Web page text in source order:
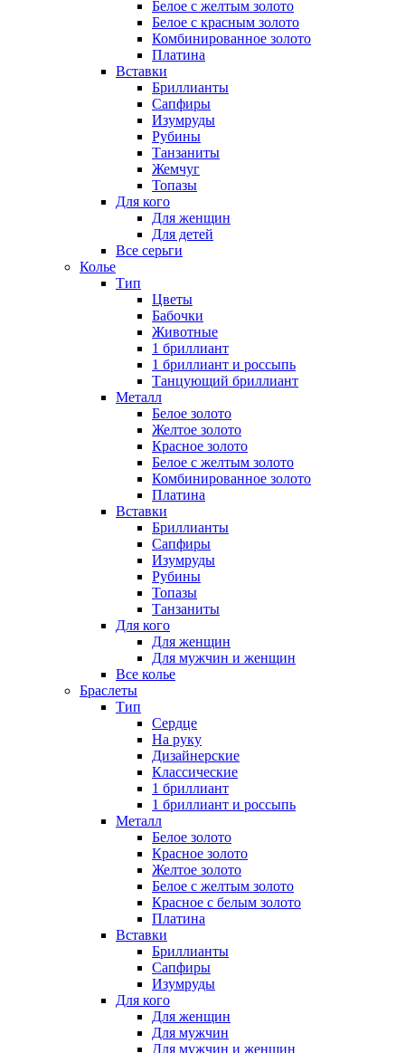
Белое с желтым золото
Белое с красным золото
Комбинированное золото
Платина
Вставки
Бриллианты
Сапфиры
Изумруды
Рубины
Танзаниты
Жемчуг
Топазы
Для кого
Для женщин
Для детей
Все серьги
Колье
Тип
Цветы
Бабочки
Животные
1 бриллиант
1 бриллиант и россыпь
Танцующий бриллиант
Металл
Белое золото
Желтое золото
Красное золото
Белое с желтым золото
Комбинированное золото
Платина
Вставки
Бриллианты
Сапфиры
Изумруды
Рубины
Топазы
Танзаниты
Для кого
Для женщин
Для мужчин и женщин
Все колье
Браслеты
Тип
Сердце
На руку
Дизайнерские
Классические
1 бриллиант
1 бриллиант и россыпь
Металл
Белое золото
Красное золото
Желтое золото
Белое с желтым золото
Красное с белым золото
Платина
Вставки
Бриллианты
Сапфиры
Изумруды
Для кого
Для женщин
Для мужчин
Для мужчин и женщин